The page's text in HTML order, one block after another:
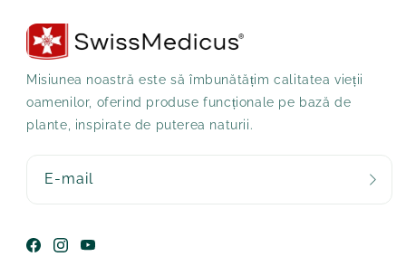
Misiunea noastră este să îmbunătățim calitatea vieții
oamenilor, oferind produse funcționale pe bază de
plante, inspirate de puterea naturii.
E-mail
Facebook
Instagram
YouTube